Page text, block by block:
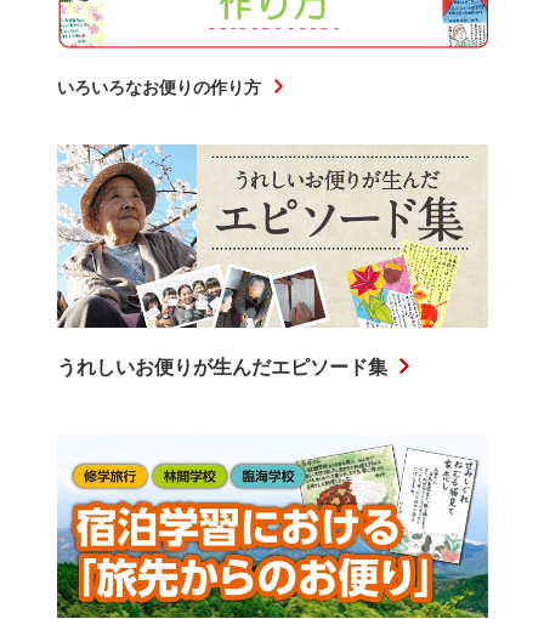
いろいろなお便りの作り方
うれしいお便りが生んだエピソード集